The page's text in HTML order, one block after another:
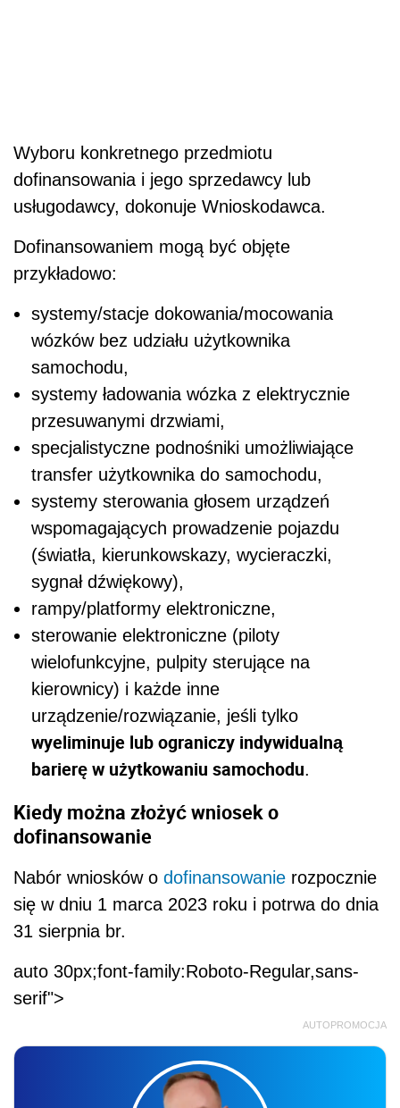
Wyboru konkretnego przedmiotu
dofinansowania i jego sprzedawcy lub
usługodawcy, dokonuje Wnioskodawca.
Dofinansowaniem mogą być objęte
przykładowo:
systemy/stacje dokowania/mocowania
wózków bez udziału użytkownika
samochodu,
systemy ładowania wózka z elektrycznie
przesuwanymi drzwiami,
specjalistyczne podnośniki umożliwiające
transfer użytkownika do samochodu,
systemy sterowania głosem urządzeń
wspomagających prowadzenie pojazdu
(światła, kierunkowskazy, wycieraczki,
sygnał dźwiękowy),
rampy/platformy elektroniczne,
sterowanie elektroniczne (piloty
wielofunkcyjne, pulpity sterujące na
kierownicy) i każde inne
urządzenie/rozwiązanie, jeśli tylko
wyeliminuje lub ograniczy indywidualną
barierę w użytkowaniu samochodu.
Kiedy można złożyć wniosek o
dofinansowanie
Nabór wniosków o dofinansowanie rozpocznie
się w dniu 1 marca 2023 roku i potrwa do dnia
31 sierpnia br.
auto 30px;font-family:Roboto-Regular,sans-
serif">
AUTOPROMOCJA